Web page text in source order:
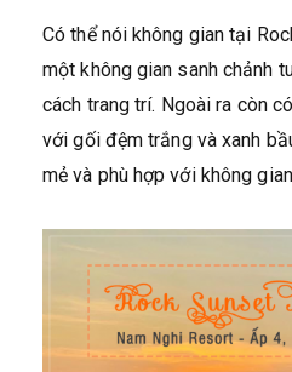
Có thể nói không gian tại
một không gian sanh chảnh
cách trang trí. Ngoài ra còn
với gối đệm trắng và xanh
mẻ và phù hợp với không